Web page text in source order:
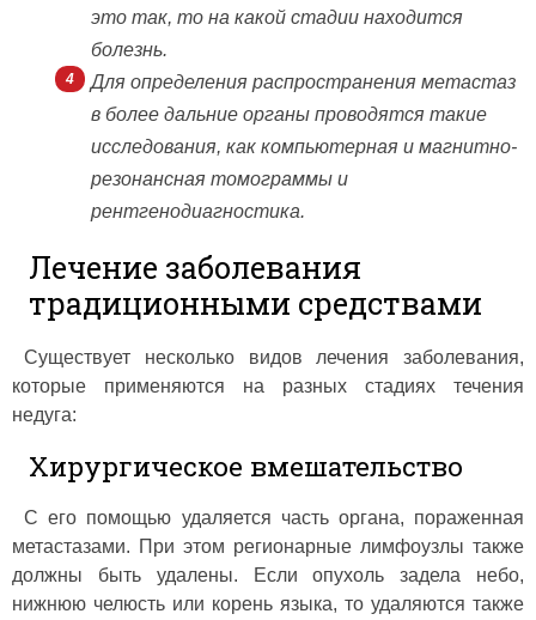
это так, то на какой стадии находится
болезнь.
Для определения распространения метастаз
в более дальние органы проводятся такие
исследования, как компьютерная и магнитно-
резонансная томограммы и
рентгенодиагностика.
Лечение заболевания
традиционными средствами
Существует несколько видов лечения заболевания,
которые применяются на разных стадиях течения
недуга:
Хирургическое вмешательство
С его помощью удаляется часть органа, пораженная
метастазами. При этом регионарные лимфоузлы также
должны быть удалены. Если опухоль задела небо,
нижнюю челюсть или корень языка, то удаляются также